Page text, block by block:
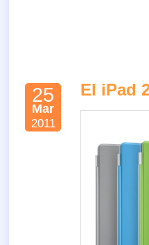
El iPad
25
Mar
2011